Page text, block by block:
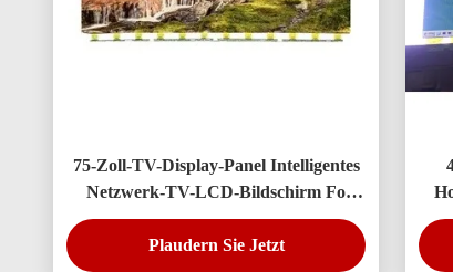
75-Zoll-TV-Display-Panel Intelligentes
Netzwerk-TV-LCD-Bildschirm Fo
BOE LG Hisense Bildschirmwechsel
Plaudern Sie Jetzt